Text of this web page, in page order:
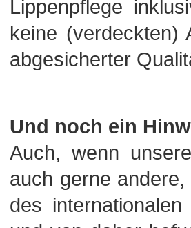
Lippenpflege
keine (verdeckten)
abgesicherter
Und noch ein
Auch, wenn
auch gerne
des